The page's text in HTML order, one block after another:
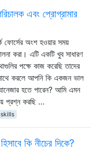
এবং প্রোগ্রামার
ফোর্সের অংশ হওয়ার সময়
করা। এটি একটি খুব সাধারণ
পক্ষে কাজ করেছি তাদের
করলে আপনি কি একজন ভাল
হতে পারেন? আমি এমন
প্রশ্ন করছি …
skills
কি নীচের দিকে?